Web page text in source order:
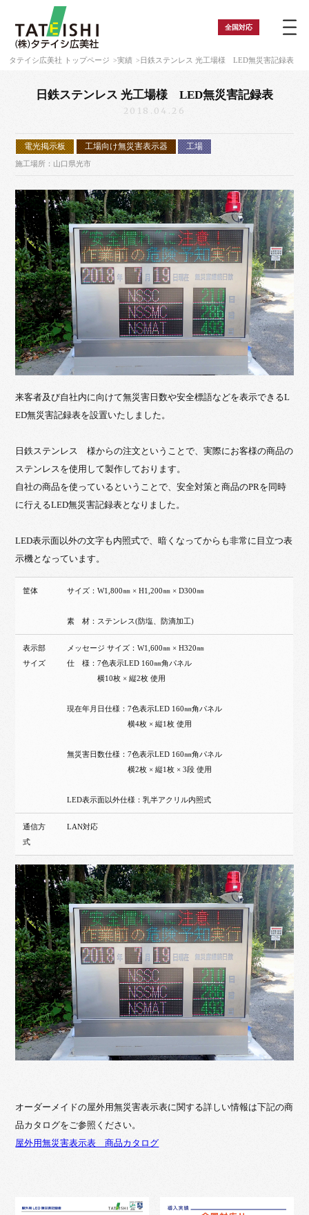
全国対応
タテイシ広美社 トップページ 実績 日鉄ステンレス 光工場様 LED無災害記録表
日鉄ステンレス 光工場様 LED無災害記録表
2018.04.26
電光掲示板 工場向け無災害表示器 工場
施工場所：山口県光市
来客者及び自社内に向けて無災害日数や安全標語などを表示できるL
ED無災害記録表を設置いたしました。
日鉄ステンレス 様からの注文ということで、実際にお客様の商品の
ステンレスを使用して製作しております。
自社の商品を使っているということで、安全対策と商品のPRを同時
に行えるLED無災害記録表となりました。
LED表示面以外の文字も内照式で、暗くなってからも非常に目立つ表
示機となっています。
筐体 サイズ：W1,800㎜ × H1,200㎜ × D300㎜
素 材：ステンレス(防塩、防滴加工)
表示部
サイズ
メッセージ サイズ：W1,600㎜ × H320㎜
仕 様：7色表示LED 160㎜角パネル
横10枚 × 縦2枚 使用
現在年月日仕様：7色表示LED 160㎜角パネル
横4枚 × 縦1枚 使用
無災害日数仕様：7色表示LED 160㎜角パネル
横2枚 × 縦1枚 × 3段 使用
LED表示面以外仕様：乳半アクリル内照式
通信方
式
LAN対応
オーダーメイドの屋外用無災害表示表に関する詳しい情報は下記の商
品カタログをご参照ください。
屋外用無災害表示表 商品カタログ